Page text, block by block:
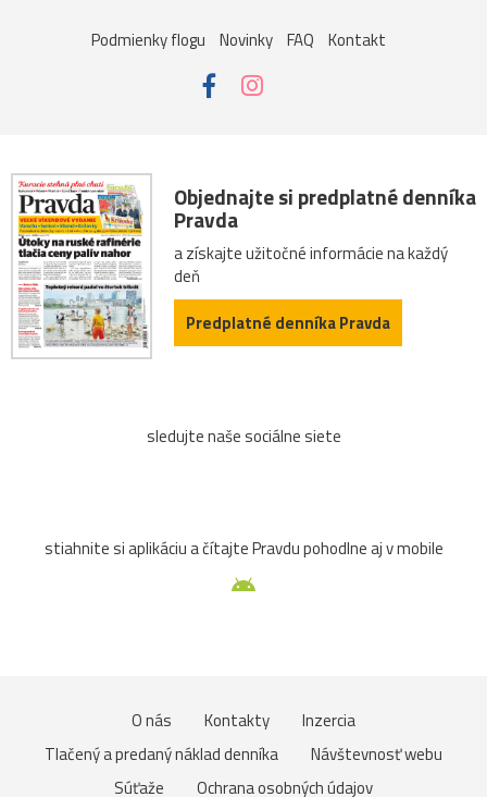
Podmienky flogu Novinky FAQ Kontakt
Objednajte si predplatné denníka
Pravda
a získajte užitočné informácie na každý
deň
Predplatné denníka Pravda
sledujte naše sociálne siete
stiahnite si aplikáciu a čítajte Pravdu pohodlne aj v mobile
O nás Kontakty
Inzercia
Tlačený a predaný náklad denníka
Návštevnosť webu
Súťaže
Ochrana osobných údajov